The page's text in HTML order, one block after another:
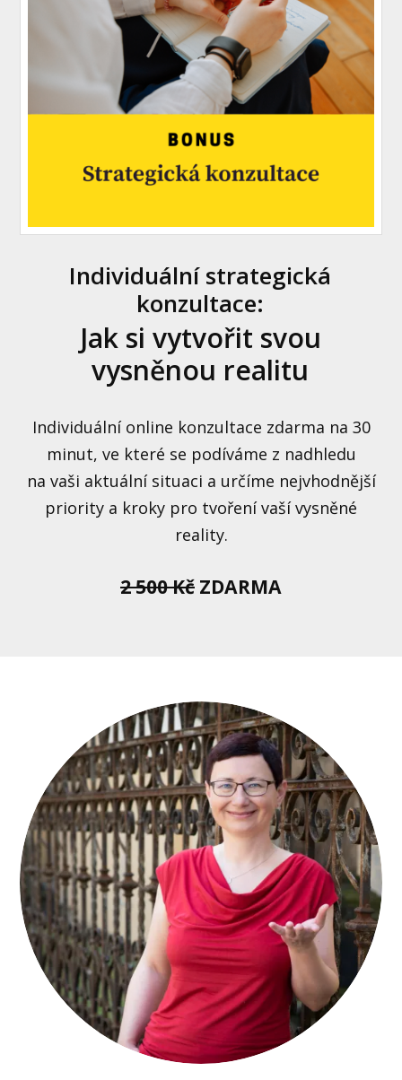
Individuální strategická
konzultace:
Jak si vytvořit svou
vysněnou realitu
Individuální online konzultace zdarma na 30
minut, ve které se podíváme z nadhledu
na vaši aktuální situaci a určíme nejvhodnější
priority a kroky pro tvoření vaší vysněné
reality.
2 500 Kč ZDARMA